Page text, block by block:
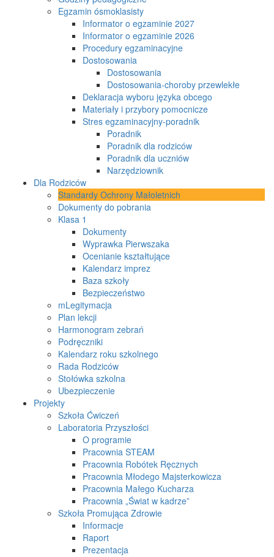
Egzamin ósmoklasisty
Informator o egzaminie 2027
Informator o egzaminie 2026
Procedury egzaminacyjne
Dostosowania
Dostosowania
Dostosowania-choroby przewlekłe
Deklaracja wyboru języka obcego
Materiały i przybory pomocnicze
Stres egzaminacyjny-poradnik
Poradnik
Poradnik dla rodziców
Poradnik dla uczniów
Narzędziownik
Dla Rodziców
Standardy Ochrony Małoletnich
Dokumenty do pobrania
Klasa 1
Dokumenty
Wyprawka Pierwszaka
Ocenianie kształtujące
Kalendarz imprez
Baza szkoły
Bezpieczeństwo
mLegitymacja
Plan lekcji
Harmonogram zebrań
Podręczniki
Kalendarz roku szkolnego
Rada Rodziców
Stołówka szkolna
Ubezpieczenie
Projekty
Szkoła Ćwiczeń
Laboratoria Przyszłości
O programie
Pracownia STEAM
Pracownia Robótek Ręcznych
Pracownia Młodego Majsterkowicza
Pracownia Małego Kucharza
Pracownia „Świat w kadrze”
Szkoła Promująca Zdrowie
Informacje
Raport
Prezentacja